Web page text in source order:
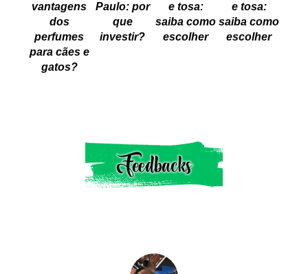
vantagens
dos
perfumes
para cães e
gatos?
Paulo: por
que
investir?
e tosa:
saiba como
escolher
e tosa:
saiba como
escolher